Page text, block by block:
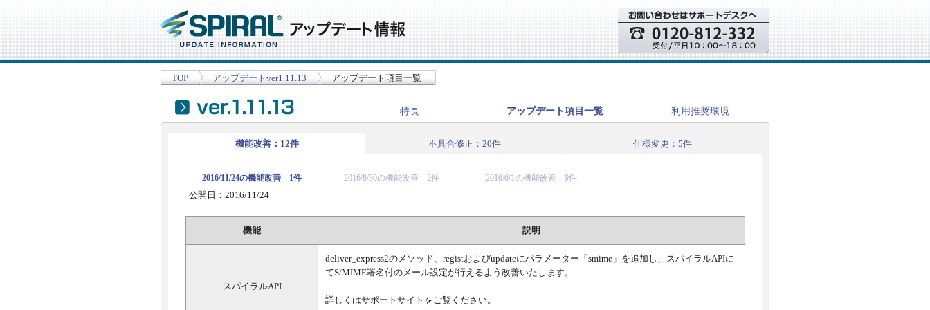
TOP アップデートver1.11.13 アップデート項目一覧
特長 アップデート項目一覧 利用推奨環境
機能改善：12件 不具合修正：20件 仕様変更：5件
2016/11/24の機能改善 1件 2016/8/30の機能改善 2件 2016/6/1の機能改善 9件
公開日：2016/11/24
機能 説明
スパイラルAPI
deliver_express2のメソッド、registおよびupdateにパラメーター「smime」を追加し、スパイラルAPIに
てS/MIME署名付のメール設定が行えるよう改善いたします。
詳しくはサポートサイトをご覧ください。